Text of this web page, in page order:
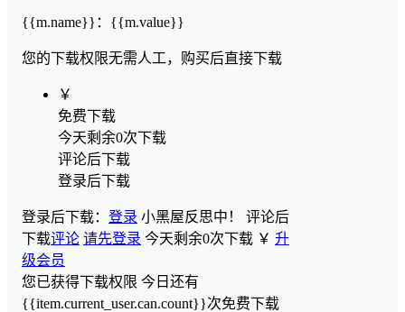
{{m.name}} ： {{m.value}}
您的下载权限无需人工，购买后直接下载
￥
免费下载
今天剩余0次下载
评论后下载
登录后下载
登录后下载： 登录 小黑屋反思中！ 评论后
下载评论 请先登录 今天剩余0次下载 ￥ 升
级会员
您已获得下载权限 今日还有
{{item.current_user.can.count}}次免费下载